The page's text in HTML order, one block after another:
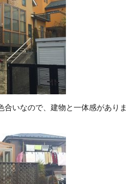
合いなので、建物と一体感がありま